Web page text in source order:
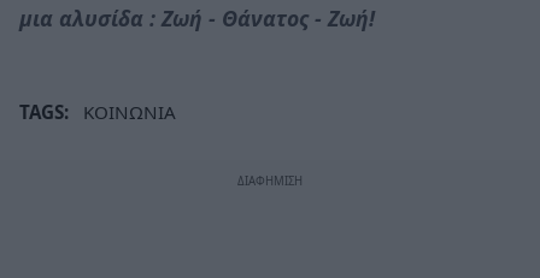
μια αλυσίδα : Ζωή - Θάνατος - Ζωή!
TAGS: ΚΟΙΝΩΝΙΑ